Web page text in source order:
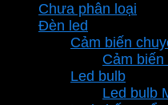
149.500 ₫.là:
Chưa phân loại
Đèn led
Cảm biến
Cảm
Led bulb
Led bulb